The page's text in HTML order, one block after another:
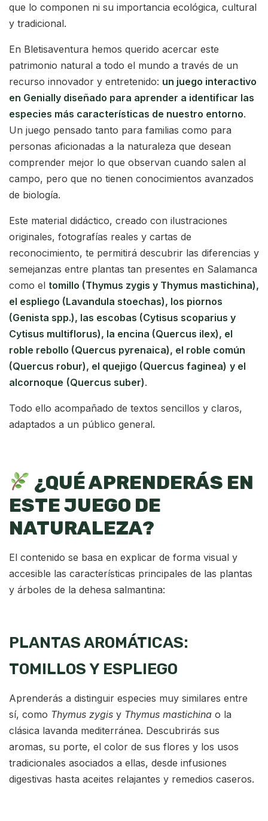
que lo componen ni su importancia ecológica, cultural
y tradicional.
En Bletisaventura hemos querido acercar este
patrimonio natural a todo el mundo a través de un
recurso innovador y entretenido: un juego interactivo
en Genially diseñado para aprender a identificar las
especies más características de nuestro entorno.
Un juego pensado tanto para familias como para
personas aficionadas a la naturaleza que desean
comprender mejor lo que observan cuando salen al
campo, pero que no tienen conocimientos avanzados
de biología.
Este material didáctico, creado con ilustraciones
originales, fotografías reales y cartas de
reconocimiento, te permitirá descubrir las diferencias y
semejanzas entre plantas tan presentes en Salamanca
como el tomillo (Thymus zygis y Thymus mastichina),
el espliego (Lavandula stoechas), los piornos
(Genista spp.), las escobas (Cytisus scoparius y
Cytisus multiflorus), la encina (Quercus ilex), el
roble rebollo (Quercus pyrenaica), el roble común
(Quercus robur), el quejigo (Quercus faginea) y el
alcornoque (Quercus suber).
Todo ello acompañado de textos sencillos y claros,
adaptados a un público general.
¿QUÉ APRENDERÁS EN
ESTE JUEGO DE
NATURALEZA?
El contenido se basa en explicar de forma visual y
accesible las características principales de las plantas
y árboles de la dehesa salmantina:
PLANTAS AROMÁTICAS:
TOMILLOS Y ESPLIEGO
Aprenderás a distinguir especies muy similares entre
sí, como Thymus zygis y Thymus mastichina o la
clásica lavanda mediterránea. Descubrirás sus
aromas, su porte, el color de sus flores y los usos
tradicionales asociados a ellas, desde infusiones
digestivas hasta aceites relajantes y remedios caseros.